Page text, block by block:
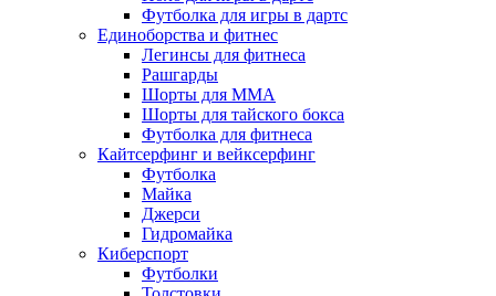
Футболка для игры в дартс
Единоборства и фитнес
Легинсы для фитнеса
Рашгарды
Шорты для MMA
Шорты для тайского бокса
Футболка для фитнеса
Кайтсерфинг и вейксерфинг
Футболка
Майка
Джерси
Гидромайка
Киберспорт
Футболки